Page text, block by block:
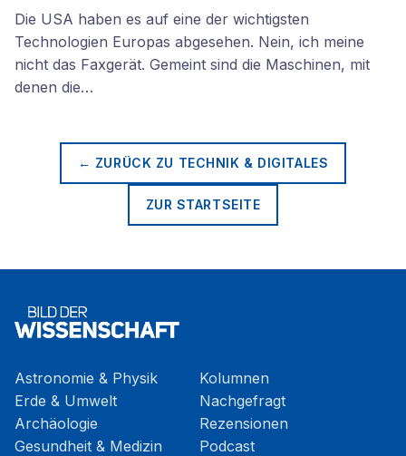
Die USA haben es auf eine der wichtigsten
Technologien Europas abgesehen. Nein, ich meine
nicht das Faxgerät. Gemeint sind die Maschinen, mit
denen die…
← ZURÜCK ZU TECHNIK & DIGITALES
ZUR STARTSEITE
Astronomie & Physik
Erde & Umwelt
Archäologie
Gesundheit & Medizin
Kolumnen
Nachgefragt
Rezensionen
Podcast